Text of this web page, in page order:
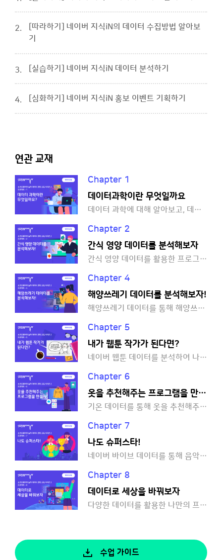
2.
[따라하기] 네이버 지식iN의 데이터 수집방법 알아보
기
3. [실습하기] 네이버 지식iN 데이터 분석하기
4. [심화하기] 네이버 지식iN 홍보 이벤트 기획하기
연관 교재
Chapter 1
데이터과학이란 무엇일까요
데이터 과학에 대해 알아보고, 데이터를 직접 수집하고 분석해볼까요?
Chapter 2
간식 영양 데이터를 분석해보자
간식 영양 데이터를 활용한 프로그램을 만들어볼까요?
Chapter 4
해양쓰레기 데이터를 분석해보자!
해양쓰레기 데이터를 통해 해양쓰레기를 줄일 수 있는 방법을 함께 생각해볼까요?
Chapter 5
내가 웹툰 작가가 된다면?
네이버 웹툰 데이터를 분석하여 나만의 웹툰을 그려볼까요?
Chapter 6
옷을 추천해주는 프로그램을 만들자!
기온 데이터를 통해 옷을 추천해주는 프로그램을 만들어볼까요?
Chapter 7
나도 슈퍼스타!
네이버 바이브 데이터를 통해 음악 추천 프로그램을 만들어볼까요?
Chapter 8
데이터로 세상을 바꿔보자
다양한 데이터를 활용한 나만의 프로그램을 만들어볼까요?
수업 가이드